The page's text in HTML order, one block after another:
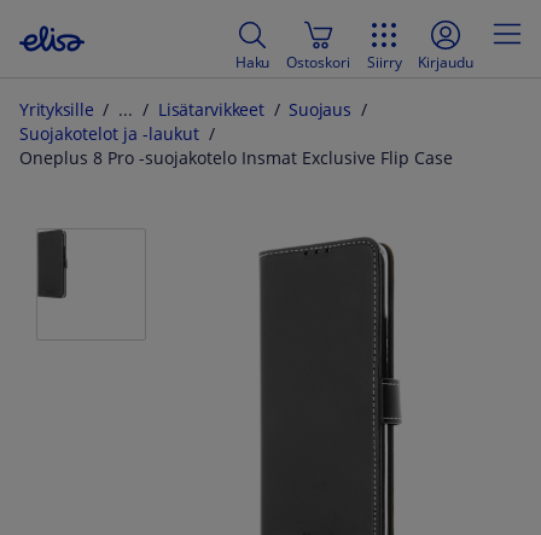
Haku Ostoskori Siirry Kirjaudu
Yrityksille Lisätarvikkeet
Suojaus
Suojakotelot ja -laukut
Oneplus 8 Pro -suojakotelo Insmat Exclusive Flip Case